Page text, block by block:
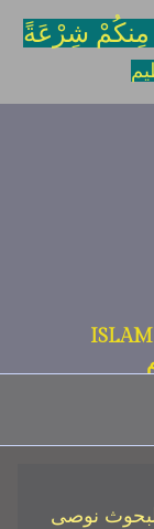
مِنكُمْ شِرْعَةً
البحوث نوصى